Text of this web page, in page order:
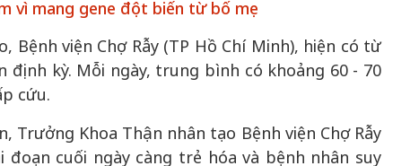
vì mang gene đột biến từ bố mẹ
Bệnh viện Chợ Rẫy (TP Hồ Chí Minh), hiện có từ
định kỳ. Mỗi ngày, trung bình có khoảng 60 - 70
cứu.
Trưởng Khoa Thận nhân tạo Bệnh viện Chợ Rẫy
cuối ngày càng trẻ hóa và bệnh nhân suy
mới
quốc tế bằng bản lĩnh